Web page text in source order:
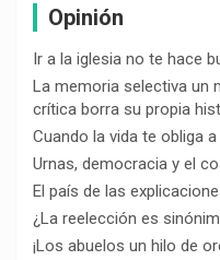
Opinión
Ir a la iglesia no te hace
La memoria selectiva un
crítica borra su propia
Cuando la vida te obliga
Urnas, democracia y el
El país de las
¿La reelección es
¡Los abuelos un hilo de